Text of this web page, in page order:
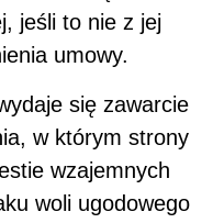
jeśli to nie z jej
umowy.
się zawarcie
w którym strony
wzajemnych
woli ugodowego